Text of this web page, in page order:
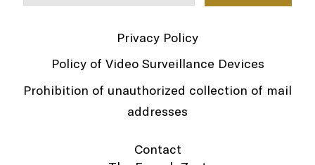
Privacy Policy
Policy of Video Surveillance Devices
Prohibition of unauthorized collection of mail
addresses
Contact